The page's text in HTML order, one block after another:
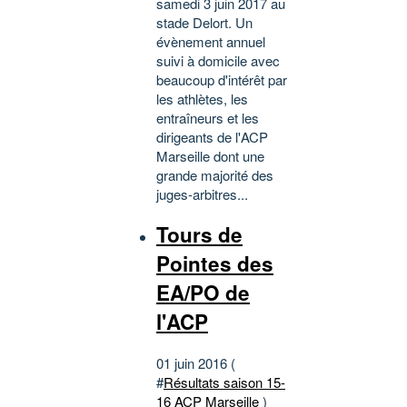
stade Delort. Un
évènement annuel
suivi à domicile avec
beaucoup d'intérêt par
les athlètes, les
entraîneurs et les
dirigeants de l'ACP
Marseille dont une
grande majorité des
juges-arbitres...
Tours de
Pointes des
EA/PO de
l'ACP
01 juin 2016 (
#Résultats saison 15-
16 ACP Marseille)